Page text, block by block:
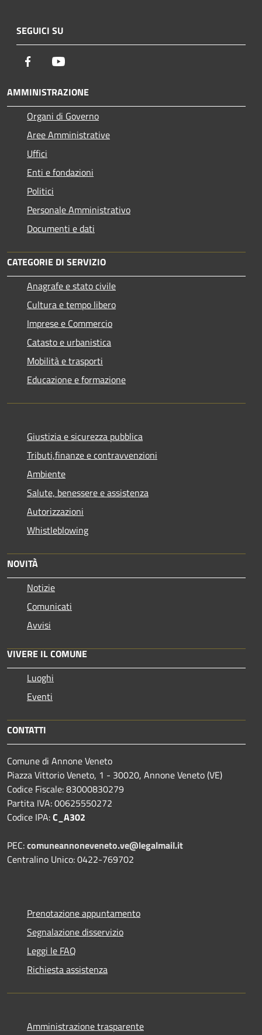
SEGUICI SU
Facebook
AMMINISTRAZIONE
Organi di Governo
Aree Amministrative
Uffici
Enti e fondazioni
Politici
Personale Amministrativo
Documenti e dati
CATEGORIE DI SERVIZIO
Anagrafe e stato civile
Cultura e tempo libero
Imprese e Commercio
Catasto e urbanistica
Mobilità e trasporti
Educazione e formazione
Giustizia e sicurezza pubblica
Tributi,finanze e contravvenzioni
Ambiente
Salute, benessere e assistenza
Autorizzazioni
Whistleblowing
NOVITÀ
Notizie
Comunicati
Avvisi
VIVERE IL COMUNE
Luoghi
Eventi
CONTATTI
Comune di Annone Veneto
Piazza Vittorio Veneto, 1 - 30020, Annone Veneto (VE)
Codice Fiscale: 83000830279
Partita IVA: 00625550272
Codice IPA:C_A302
PEC:comuneannoneveneto.ve@legalmail.it
Centralino Unico: 0422-769702
Prenotazione appuntamento
Segnalazione disservizio
Leggi le FAQ
Richiesta assistenza
Amministrazione trasparente